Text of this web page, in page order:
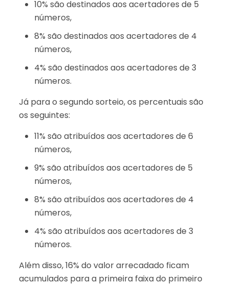
10% são destinados aos acertadores de 5
números,
8% são destinados aos acertadores de 4
números,
4% são destinados aos acertadores de 3
números.
Já para o segundo sorteio, os percentuais são
os seguintes:
11% são atribuídos aos acertadores de 6
números,
9% são atribuídos aos acertadores de 5
números,
8% são atribuídos aos acertadores de 4
números,
4% são atribuídos aos acertadores de 3
números.
Além disso, 16% do valor arrecadado ficam
acumulados para a primeira faixa do primeiro